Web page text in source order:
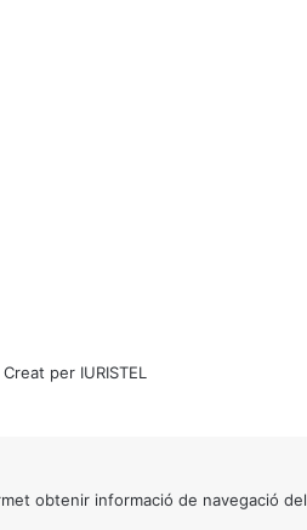
| Creat per IURISTEL
obtenir informació de navegació